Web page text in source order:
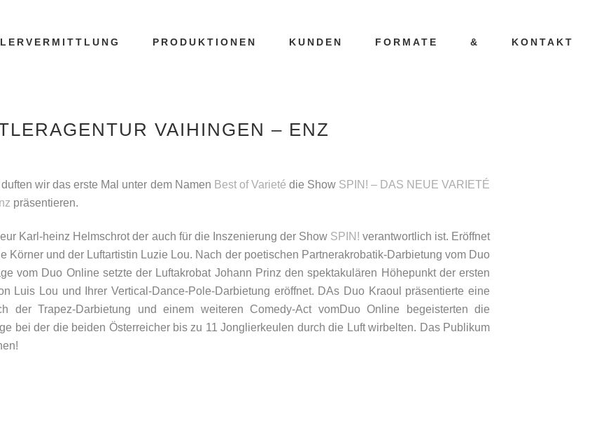
PRODUKTIONEN KUNDEN FORMATE & KONTAKT
VAIHINGEN – ENZ
wir das erste Mal unter dem Namen Best of Varieté die Show SPIN! – DAS NEUE VARIETÉ
präsentieren.
Karl-heinz Helmschrot der auch für die Inszenierung der Show SPIN! verantwortlich ist. Eröffnet
Körner und der Luftartistin Luzie Lou. Nach der poetischen Partnerakrobatik-Darbietung vom Duo
vom Duo Online setzte der Luftakrobat Johann Prinz den spektakulären Höhepunkt der ersten
Luis Lou und Ihrer Vertical-Dance-Pole-Darbietung eröffnet. DAs Duo Kraoul präsentierte eine
der Trapez-Darbietung und einem weiteren Comedy-Act vomDuo Online begeisterten die
bei der die beiden Österreicher bis zu 11 Jonglierkeulen durch die Luft wirbelten. Das Publikum